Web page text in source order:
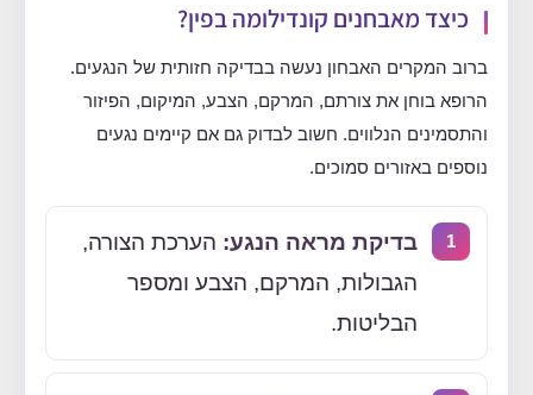
כיצד מאבחנים קונדילומה בפין?
ברוב המקרים האבחון נעשה בבדיקה חזותית של הנגעים.
הרופא בוחן את צורתם, המרקם, הצבע, המיקום, הפיזור
והתסמינים הנלווים. חשוב לבדוק גם אם קיימים נגעים
נוספים באזורים סמוכים.
בדיקת מראה הנגע:הערכת הצורה,
הגבולות, המרקם, הצבע ומספר
הבליטות.